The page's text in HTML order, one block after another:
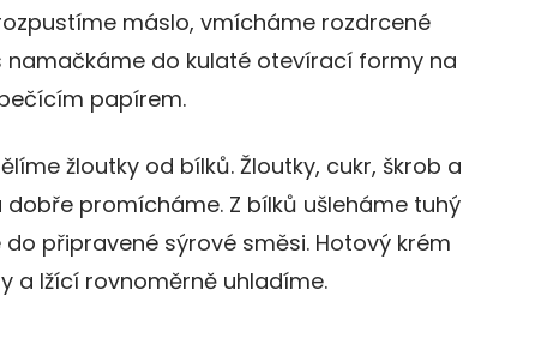
máslo, vmícháme rozdrcené
namačkáme do kulaté otevírací formy na
papírem.
žloutky od bílků. Žloutky, cukr, škrob a
promícháme. Z bílků ušleháme tuhý
připravené sýrové směsi. Hotový krém
a lžící rovnoměrně uhladíme.